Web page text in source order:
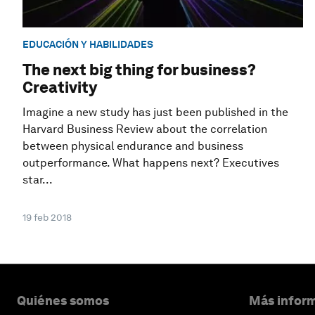
EDUCACIÓN Y HABILIDADES
The next big thing for business?
Creativity
Imagine a new study has just been published in the
Harvard Business Review about the correlation
between physical endurance and business
outperformance. What happens next? Executives
star...
19 feb 2018
Quiénes somos Más